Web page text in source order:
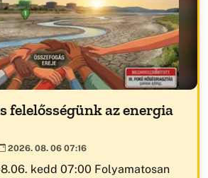
felelősségünk az energia
2026. 08. 06 07:16
kedd 07:00 Folyamatosan